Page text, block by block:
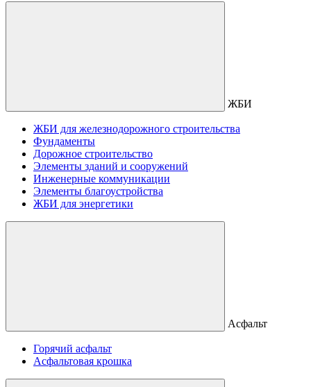
ЖБИ
ЖБИ для железнодорожного строительства
Фундаменты
Дорожное строительство
Элементы зданий и сооружений
Инженерные коммуникации
Элементы благоустройства
ЖБИ для энергетики
Асфальт
Горячий асфальт
Асфальтовая крошка